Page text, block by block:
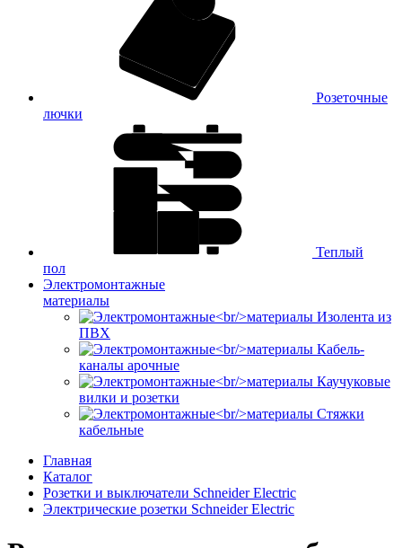
Розеточные
лючки
Теплый
пол
Электромонтажные
материалы
Изолента из
ПВХ
Кабель-
каналы арочные
Каучуковые
вилки и розетки
Стяжки
кабельные
Главная
Каталог
Розетки и выключатели Schneider Electric
Электрические розетки Schneider Electric